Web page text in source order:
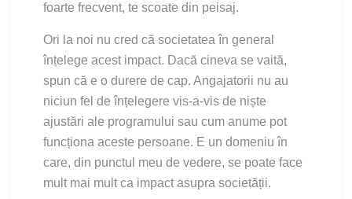
foarte frecvent, te scoate din peisaj.
Ori la noi nu cred că societatea în general
înțelege acest impact. Dacă cineva se vaită,
spun că e o durere de cap. Angajatorii nu au
niciun fel de înțelegere vis-a-vis de niște
ajustări ale programului sau cum anume pot
funcționa aceste persoane. E un domeniu în
care, din punctul meu de vedere, se poate face
mult mai mult ca impact asupra societății.